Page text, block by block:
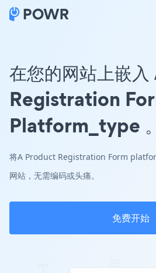
在您的网站上嵌
Registration
Platform_type 。
将A Product Registration Form
网站，无需编码或头痛。
免费开始